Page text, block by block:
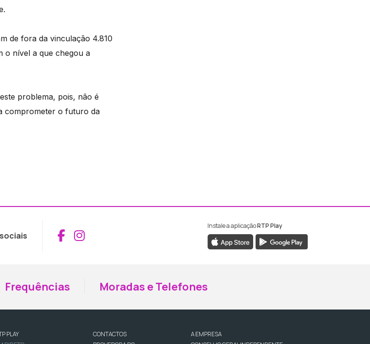
de fora da vinculação 4.810
o nível a que chegou a
problema, pois, não é
comprometer o futuro da
Aceder ao Facebook da RTP Madeira
Aceder ao Instagram da RTP Madeira
Instale a aplicaçãoRTP Play
Frequências Moradas e Telefones
PLAY
CONTACTOS
A EMPRESA